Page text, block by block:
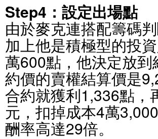
Step4：設定出場點
由於麥克連搭配籌碼
加上他是積極型的投
萬600點，他決定放
約價的賣權結算價是
合約就獲利1,336點，
元，扣掉成本4萬
酬率高達29倍。